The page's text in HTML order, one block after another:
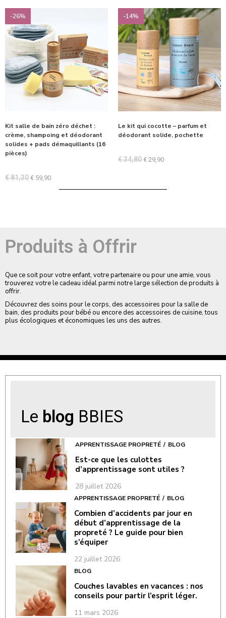
-26%
Kit salle de bain zéro déchet :
crème, shampoing et déodorant
solides + pads démaquillants (16
pièces)
€81,30 € 59,90
-14%
Le kit qui cocotte – parfum et
déodorant solide, pochette
€34,80 € 29,90
Produits à Offrir
Que ce soit pour votre enfant, votre partenaire ou pour une amie, vous
trouverez votre le cadeau idéal parmi notre large sélection de produits à
offrir.
Découvrez des soins pour le corps, des accessoires pour la salle de
bain, des produits pour bébé ou encore des accessoires de cuisine, tous
plus écologiques et économiques les uns des autres.
Le blog BBIES
APPRENTISSAGE PROPRETÉ BLOG
Est-ce que les culottes
d’apprentissage sont utiles ?
28 juillet 2026
APPRENTISSAGE PROPRETÉ BLOG
Combien d’accidents par jour en
début d’apprentissage de la
propreté ? Le guide pour bien
s’équiper
22 juillet 2026
BLOG
Couches lavables en vacances : nos
conseils pour partir l’esprit léger.
11 mars 2026